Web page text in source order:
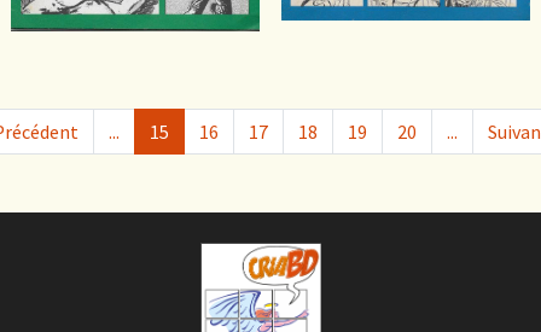
... 15 16 17 18 19 20 ...